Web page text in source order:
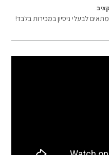
דמי זיכיון: 299 אש"ח. מתאים לבעלי ניסיון במכירות בלבד!